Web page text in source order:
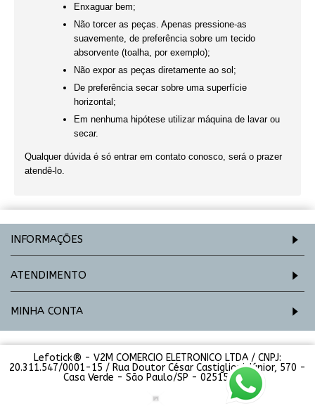
Enxaguar bem;
Não torcer as peças. Apenas pressione-as
suavemente, de preferência sobre um tecido
absorvente (toalha, por exemplo);
Não expor as peças diretamente ao sol;
De preferência secar sobre uma superfície
horizontal;
Em nenhuma hipótese utilizar máquina de lavar ou
secar.
Qualquer dúvida é só entrar em contato conosco, será o prazer
atendê-lo.
INFORMAÇÕES
ATENDIMENTO
MINHA CONTA
Lefotick® - V2M COMERCIO ELETRONICO LTDA / CNPJ:
20.311.547/0001-15 / Rua Doutor César Castiglioni Júnior, 570 -
Casa Verde - São Paulo/SP - 02515-000